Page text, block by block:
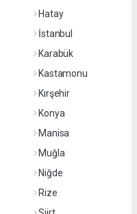
Hatay
İstanbul
Karabük
Kastamonu
Kırşehir
Konya
Manisa
Muğla
Niğde
Rize